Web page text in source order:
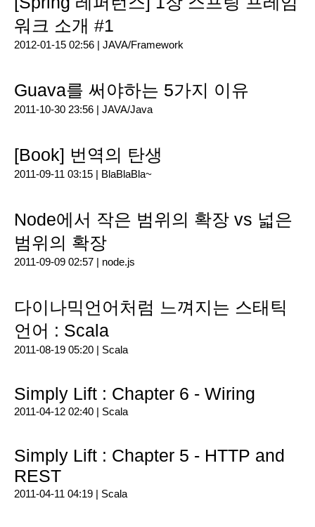
워크 소개 #1
2012-01-15 02:56 | JAVA/Framework
Guava를 써야하는 5가지 이유
2011-10-30 23:56 | JAVA/Java
[Book] 번역의 탄생
2011-09-11 03:15 | BlaBlaBla~
Node에서 작은 범위의 확장 vs 넓은
범위의 확장
2011-09-09 02:57 | node.js
다이나믹언어처럼 느껴지는 스태틱
언어 : Scala
2011-08-19 05:20 | Scala
Simply Lift : Chapter 6 - Wiring
2011-04-12 02:40 | Scala
Simply Lift : Chapter 5 - HTTP and
REST
2011-04-11 04:19 | Scala